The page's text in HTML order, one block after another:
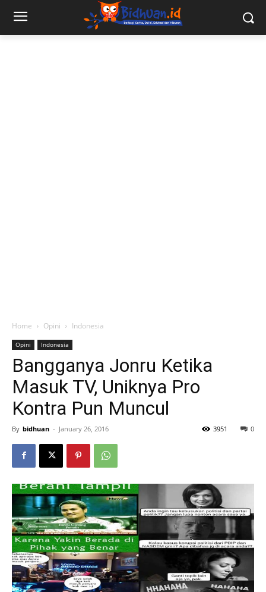
Home Opini Indonesia
Opini Indonesia
Bangganya Jonru Ketika
Masuk TV, Uniknya Pro
Kontra Pun Muncul
By bidhuan - January 26, 2016 0
3951